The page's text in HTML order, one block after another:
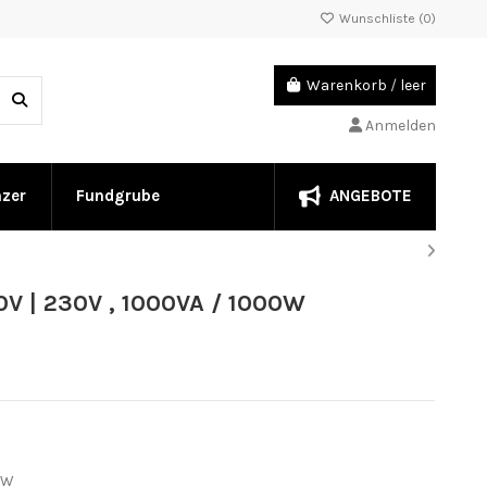
Wunschliste (0)
Warenkorb / leer
Anmelden
Fundgrube ANGEBOTE
| 230V , 1000VA / 1000W